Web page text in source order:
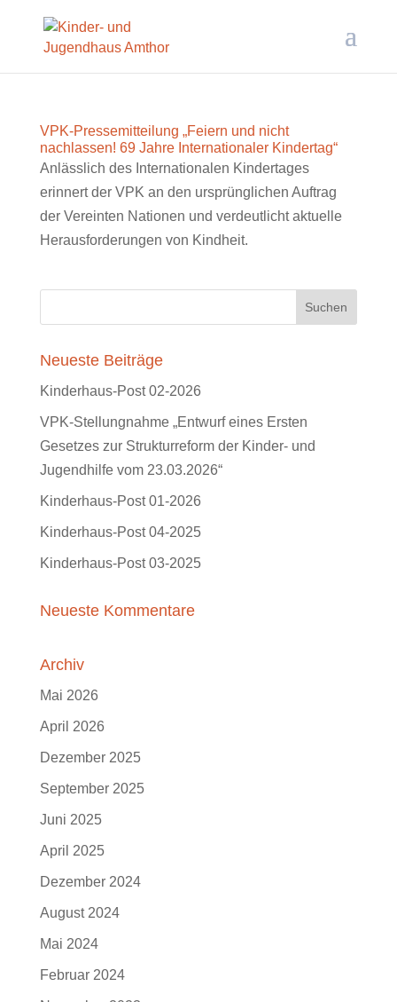
VPK-Pressemitteilung „Feiern und nicht
nachlassen! 69 Jahre Internationaler Kindertag“
Anlässlich des Internationalen Kindertages
erinnert der VPK an den ursprünglichen Auftrag
der Vereinten Nationen und verdeutlicht aktuelle
Herausforderungen von Kindheit.
Neueste Beiträge
Kinderhaus-Post 02-2026
VPK-Stellungnahme „Entwurf eines Ersten
Gesetzes zur Strukturreform der Kinder- und
Jugendhilfe vom 23.03.2026“
Kinderhaus-Post 01-2026
Kinderhaus-Post 04-2025
Kinderhaus-Post 03-2025
Neueste Kommentare
Archiv
Mai 2026
April 2026
Dezember 2025
September 2025
Juni 2025
April 2025
Dezember 2024
August 2024
Mai 2024
Februar 2024